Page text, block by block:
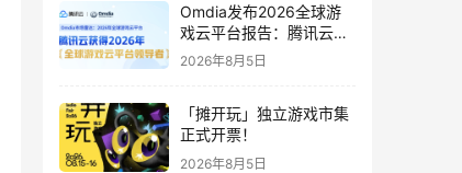
Omdia发布2026全球游
戏云平台报告：腾讯云连
续两年入选“领导者”象限
2026年8月5日
「摊开玩」独立游戏市集
正式开票！
2026年8月5日